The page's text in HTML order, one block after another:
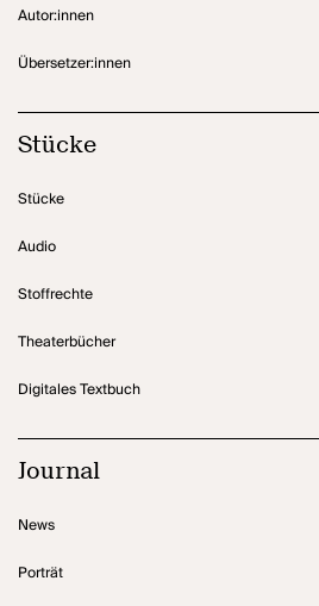
Autor:innen
Übersetzer:innen
Stücke
Stücke
Audio
Stoffrechte
Theaterbücher
Digitales Textbuch
Journal
News
Porträt